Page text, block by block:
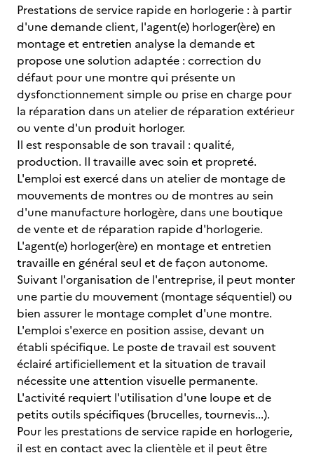
Prestations de service rapide en horlogerie : à partir
d'une demande client, l'agent(e) horloger(ère) en
montage et entretien analyse la demande et
propose une solution adaptée : correction du
défaut pour une montre qui présente un
dysfonctionnement simple ou prise en charge pour
la réparation dans un atelier de réparation extérieur
ou vente d'un produit horloger.
Il est responsable de son travail : qualité,
production. Il travaille avec soin et propreté.
L'emploi est exercé dans un atelier de montage de
mouvements de montres ou de montres au sein
d'une manufacture horlogère, dans une boutique
de vente et de réparation rapide d'horlogerie.
L'agent(e) horloger(ère) en montage et entretien
travaille en général seul et de façon autonome.
Suivant l'organisation de l'entreprise, il peut monter
une partie du mouvement (montage séquentiel) ou
bien assurer le montage complet d'une montre.
L'emploi s'exerce en position assise, devant un
établi spécifique. Le poste de travail est souvent
éclairé artificiellement et la situation de travail
nécessite une attention visuelle permanente.
L'activité requiert l'utilisation d'une loupe et de
petits outils spécifiques (brucelles, tournevis...).
Pour les prestations de service rapide en horlogerie,
il est en contact avec la clientèle et il peut être